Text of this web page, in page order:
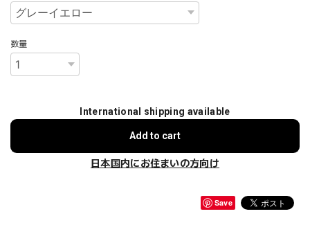
数量
International shipping available
Add to cart
日本国内にお住まいの方向け
Save